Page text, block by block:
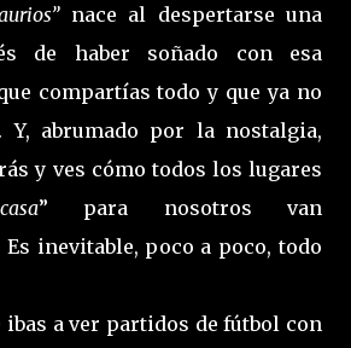
nace al despertarse una
de haber soñado con esa
compartías todo y que ya no
Y, abrumado por la nostalgia,
y ves cómo todos los lugares
casa” para nosotros van
Es inevitable, poco a poco, todo
ibas a ver partidos de fútbol con